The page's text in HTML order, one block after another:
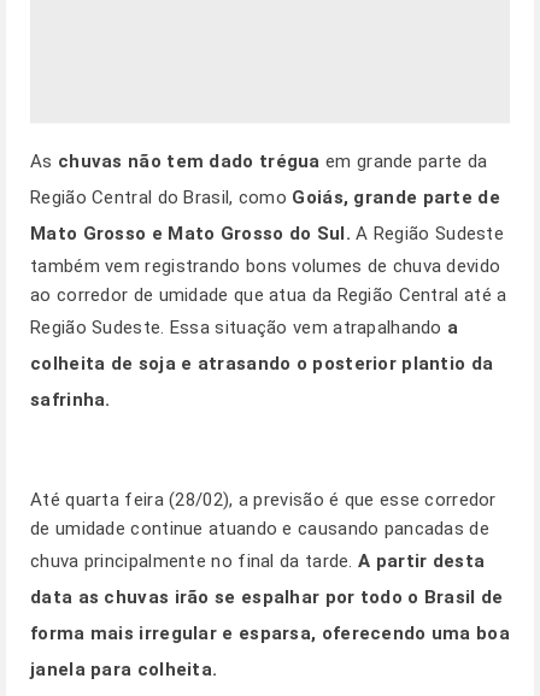
As chuvas não tem dado trégua em grande parte da
Região Central do Brasil, como Goiás, grande parte de
Mato Grosso e Mato Grosso do Sul. A Região Sudeste
também vem registrando bons volumes de chuva devido
ao corredor de umidade que atua da Região Central até a
Região Sudeste. Essa situação vem atrapalhando a
colheita de soja e atrasando o posterior plantio da
safrinha.
Até quarta feira (28/02), a previsão é que esse corredor
de umidade continue atuando e causando pancadas de
chuva principalmente no final da tarde.A partir desta
data as chuvas irão se espalhar por todo o Brasil de
forma mais irregular e esparsa, oferecendo uma boa
janela para colheita.